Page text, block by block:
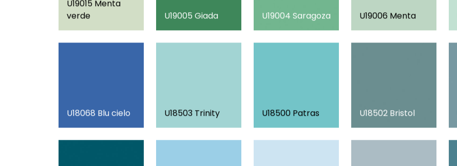
U19015 Menta
verde
U19005 Giada U19004 Saragoza U19006 Menta
U18068 Blu cielo U18503 Trinity U18500 Patras U18502 Bristol